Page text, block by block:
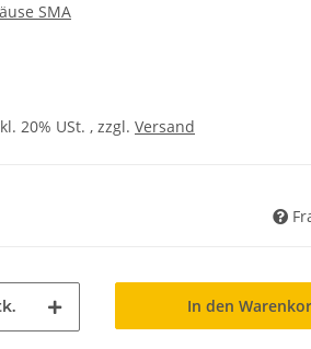
SMA
20% USt. , zzgl. Versand
In den